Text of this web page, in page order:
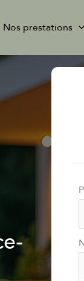
Nos prestations